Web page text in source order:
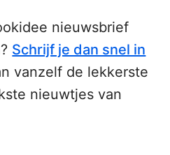
nieuwsbrief
Schrijf je dan snel in
vanzelf de lekkerste
nieuwtjes van